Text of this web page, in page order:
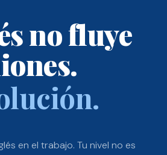
no fluye
en el trabajo. Tu nivel no es